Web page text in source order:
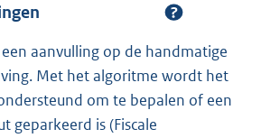
aanvulling op de handmatige
Met het algoritme wordt het
om te bepalen of een
geparkeerd is (Fiscale